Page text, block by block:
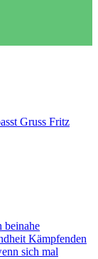
Gruss Fritz
beinahe
Kämpfenden
sich mal